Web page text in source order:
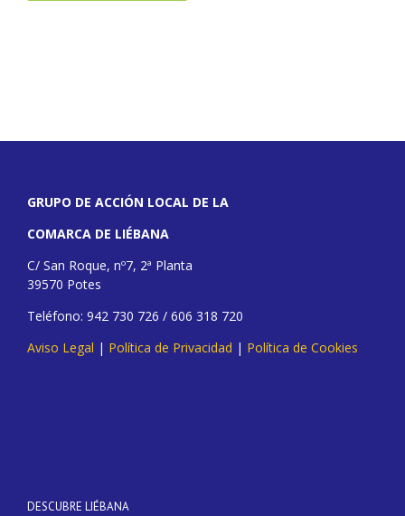
GRUPO DE ACCIÓN LOCAL DE LA
COMARCA DE LIÉBANA
C/ San Roque, nº7, 2ª Planta
39570 Potes
Teléfono: 942 730 726 / 606 318 720
Aviso Legal | Política de Privacidad | Política de Cookies
DESCUBRE LIÉBANA